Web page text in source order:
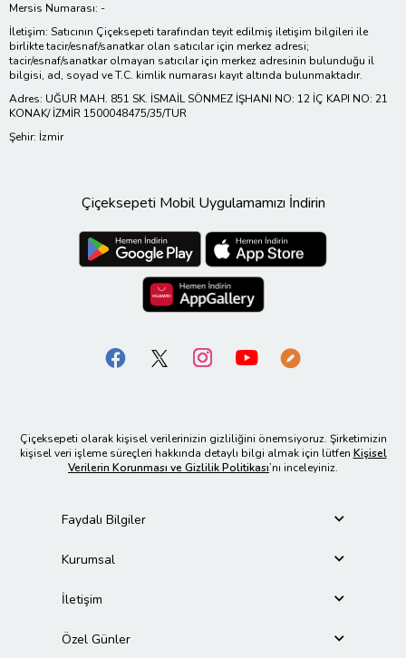
Mersis Numarası: -
İletişim: Satıcının Çiçeksepeti tarafından teyit edilmiş iletişim bilgileri ile
birlikte tacir/esnaf/sanatkar olan satıcılar için merkez adresi;
tacir/esnaf/sanatkar olmayan satıcılar için merkez adresinin bulunduğu il
bilgisi, ad, soyad ve T.C. kimlik numarası kayıt altında bulunmaktadır.
Adres: UĞUR MAH. 851 SK. İSMAİL SÖNMEZ İŞHANI NO: 12 İÇ KAPI NO: 21
KONAK/ İZMİR 1500048475/35/TUR
Şehir: İzmir
Çiçeksepeti Mobil Uygulamamızı İndirin
Çiçeksepeti olarak kişisel verilerinizin gizliliğini önemsiyoruz. Şirketimizin
kişisel veri işleme süreçleri hakkında detaylı bilgi almak için lütfen Kişisel
Verilerin Korunması ve Gizlilik Politikası’nı inceleyiniz.
Faydalı Bilgiler
Kurumsal
İletişim
Özel Günler